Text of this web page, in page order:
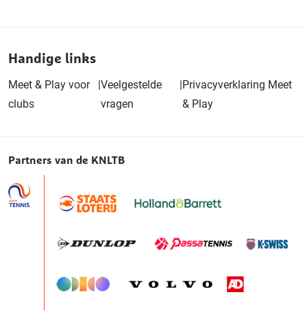
Handige links
Meet & Play voor
clubs
|Veelgestelde
vragen
Privacyverklaring Meet
& Play
Partners van de KNLTB